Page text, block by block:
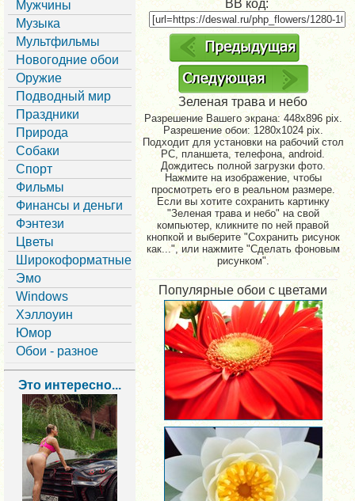
Мужчины
Музыка
Мультфильмы
Новогодние обои
Оружие
Подводный мир
Праздники
Природа
Собаки
Спорт
Фильмы
Финансы и деньги
Фэнтези
Цветы
Широкоформатные
Эмо
Windows
Хэллоуин
Юмор
Обои - разное
Это интересно...
BB код:
Зеленая трава и небо
Разрешение Вашего экрана: 448x896 pix.
Разрешение обои: 1280x1024 pix.
Подходит для установки на рабочий стол
PC, планшета, телефона, android.
Дождитесь полной загрузки фото.
Нажмите на изображение, чтобы
просмотреть его в реальном размере.
Если вы хотите сохранить картинку
"Зеленая трава и небо" на свой
компьютер, кликните по ней правой
кнопкой и выберите "Сохранить рисунок
как...", или нажмите "Сделать фоновым
рисунком".
Популярные обои с цветами